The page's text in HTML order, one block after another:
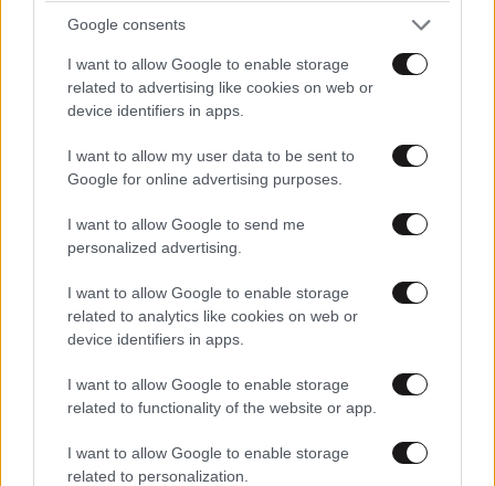
Google consents
I want to allow Google to enable storage
related to advertising like cookies on web or
device identifiers in apps.
I want to allow my user data to be sent to
Google for online advertising purposes.
I want to allow Google to send me
personalized advertising.
I want to allow Google to enable storage
related to analytics like cookies on web or
device identifiers in apps.
I want to allow Google to enable storage
related to functionality of the website or app.
I want to allow Google to enable storage
related to personalization.
Xαρακτήρες: 0/1000
Διαβάστε και ακολουθήστε τους κανόνες σχολιασμού
TRENDING